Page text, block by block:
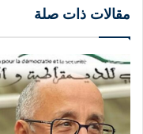
مقالات ذات صلة